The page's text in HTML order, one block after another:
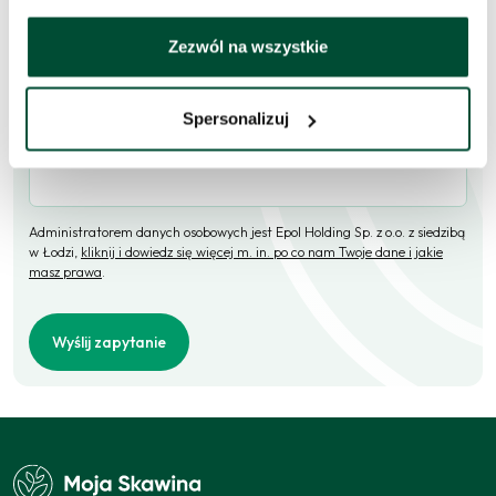
Zezwól na wszystkie
Spersonalizuj
Administratorem danych osobowych jest Epol Holding Sp. z o.o. z siedzibą
w Łodzi, kliknij i dowiedz się więcej m. in. po co nam Twoje dane i jakie
masz prawa.
Wyślij zapytanie